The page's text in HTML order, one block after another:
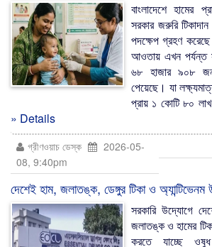
বাংলাদেশে হামের
সরকার জরুরি
পদক্ষেপ গ্রহণ
আওতায় এখন পর্যন্ত
৬৮ হাজার ৯০৮ জন
পেয়েছে। যা
প্রায় ১ কোটি ৮০
» Details
গ্রীণওয়াচ ডেস্ক
2026-05-
08, 9:40pm
দেশেই হাম, জলাতঙ্ক, ডেঙ্গুর টিকা ও
সরকারি উদ্যোগে
জলাতঙ্ক ও হামের
করতে যাচ্ছে ওষুধ